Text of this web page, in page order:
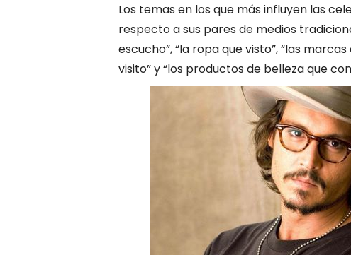
Los temas en los que más influyen las
respecto a sus pares de medios
escucho”, “la ropa que visto”, “las
visito” y “los productos de belleza que